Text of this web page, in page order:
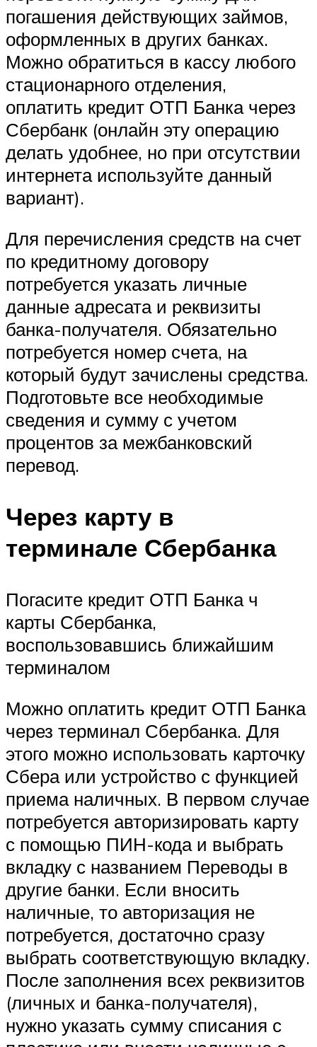
погашения действующих займов,
оформленных в других банках.
Можно обратиться в кассу любого
стационарного отделения,
оплатить кредит ОТП Банка через
Сбербанк (онлайн эту операцию
делать удобнее, но при отсутствии
интернета используйте данный
вариант).
Для перечисления средств на счет
по кредитному договору
потребуется указать личные
данные адресата и реквизиты
банка-получателя. Обязательно
потребуется номер счета, на
который будут зачислены средства.
Подготовьте все необходимые
сведения и сумму с учетом
процентов за межбанковский
перевод.
Через карту в
терминале Сбербанка
Погасите кредит ОТП Банка ч
карты Сбербанка,
воспользовавшись ближайшим
терминалом
Можно оплатить кредит ОТП Банка
через терминал Сбербанка. Для
этого можно использовать карточку
Сбера или устройство с функцией
приема наличных. В первом случае
потребуется авторизировать карту
с помощью ПИН-кода и выбрать
вкладку с названием Переводы в
другие банки. Если вносить
наличные, то авторизация не
потребуется, достаточно сразу
выбрать соответствующую вкладку.
После заполнения всех реквизитов
(личных и банка-получателя),
нужно указать сумму списания с